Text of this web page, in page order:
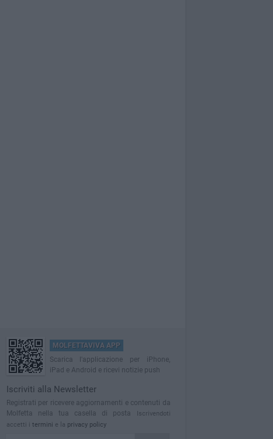
MOLFETTAVIVA APP
Scarica l'applicazione per iPhone,
iPad e Android e ricevi notizie push
Iscriviti alla Newsletter
Registrati per ricevere aggiornamenti e contenuti da
Molfetta nella tua casella di posta
Iscrivendoti
accetti i termini e la privacy policy